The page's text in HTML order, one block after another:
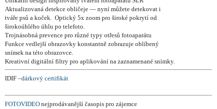
Aktualizovaná detekce obličeje — nyní můžete detekovat i
tváře psů a koček. Optický 5x zoom pro široké pokrytí od
širokoúhlého úhlu po telefoto.
Trojnásobná prevence pro různé typy otřesů fotoaparátu
Funkce vedlejší obrazovky konstantně zobrazuje oblíbený
snímek na této obrazovce.
Kreativní digitální filtry pro aplikování na zaznamenané snímky.
IDIF –dárkový certifikát
FOTOVIDEO nejprodávanější časopis pro zájemce